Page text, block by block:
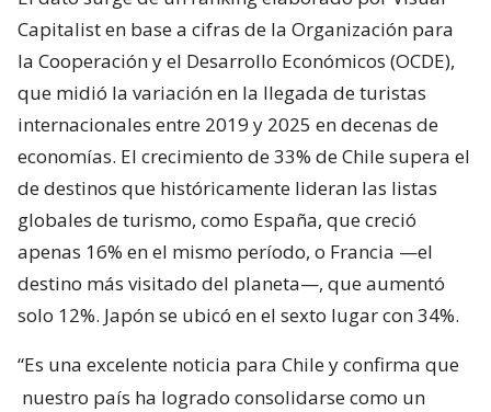
Capitalist en base a cifras de la Organización para
la Cooperación y el Desarrollo Económicos (OCDE),
que midió la variación en la llegada de turistas
internacionales entre 2019 y 2025 en decenas de
economías. El crecimiento de 33% de Chile supera el
de destinos que históricamente lideran las listas
globales de turismo, como España, que creció
apenas 16% en el mismo período, o Francia —el
destino más visitado del planeta—, que aumentó
solo 12%. Japón se ubicó en el sexto lugar con 34%.
“Es una excelente noticia para Chile y confirma que
nuestro país ha logrado consolidarse como un